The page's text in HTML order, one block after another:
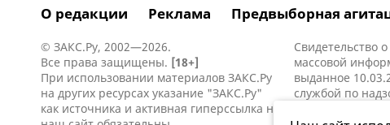
О редакции Реклама Предвыборная
© ЗАКС.Ру, 2002—2026.
Все права защищены. [18+]
При использовании материалов ЗАКС.Ру
на других ресурсах указание "ЗАКС.Ру"
как источника и активная гиперссылка на
Свидетельство
массовой
выданное
службой по